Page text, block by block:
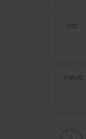
STIL
-
FOKUS
-